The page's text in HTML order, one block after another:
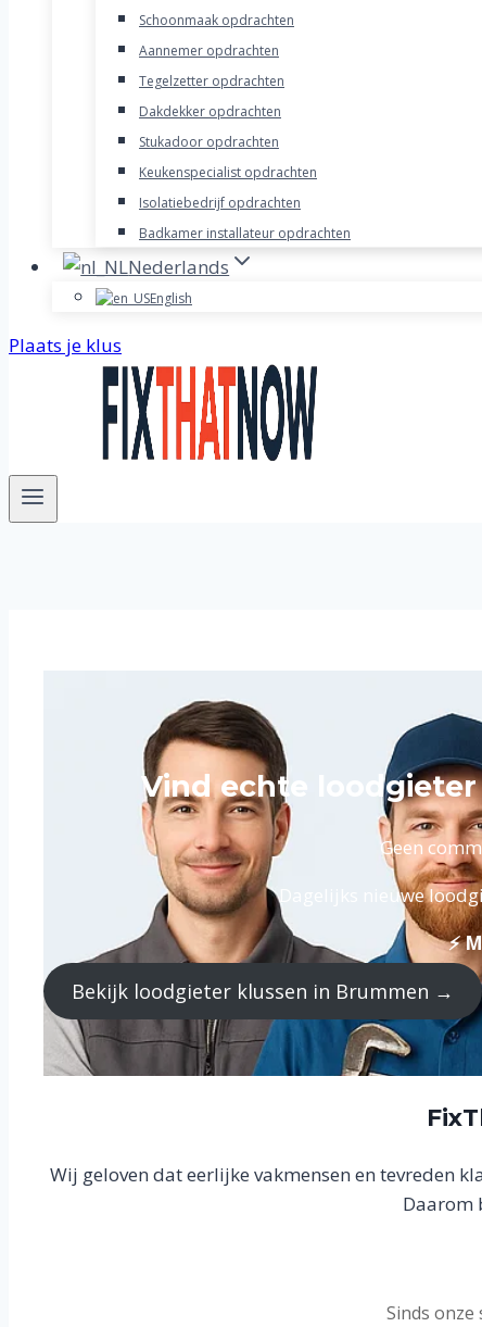
Schoonmaak opdrachten
Aannemer opdrachten
Tegelzetter opdrachten
Dakdekker opdrachten
Stukadoor opdrachten
Keukenspecialist opdrachten
Isolatiebedrijf opdrachten
Badkamer installateur opdrachten
Nederlands
English
Plaats je klus
Vind echte
Geen
Dagelijks nieuwe
⚡
Bekijk loodgieter klussen in Brummen →
Wij geloven dat eerlijke vakmensen en tevreden
Daarom
Sinds